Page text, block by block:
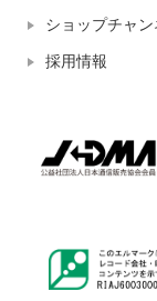
ショップチャ
採用情報